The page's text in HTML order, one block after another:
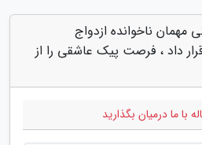
مهمان ناخوانده ازدواج
داد ، فرصت پیک عاشقی را از
با ما درمیان بگذارید